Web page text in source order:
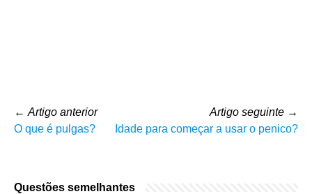
← Artigo anterior
O que é pulgas?
Artigo seguinte →
Idade para começar a usar o penico?
Questões semelhantes